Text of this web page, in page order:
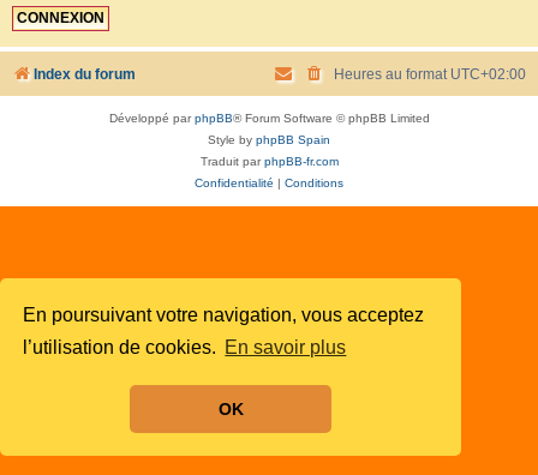
En poursuivant votre navigation, vous acceptez
l’utilisation de cookies. En savoir plus
OK
Index du forum Heures au format UTC+02:00
Développé parphpBB® Forum Software © phpBB Limited
Style by phpBB Spain
Traduit parphpBB-fr.com
Confidentialité
Conditions